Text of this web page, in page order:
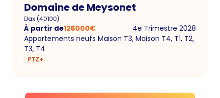
Domaine de Meysonet
Dax(40100)
À partir de125000€
4e Trimestre 2028
Appartements neufs Maison T3, Maison T4, T1, T2,
T3, T4
PTZ+